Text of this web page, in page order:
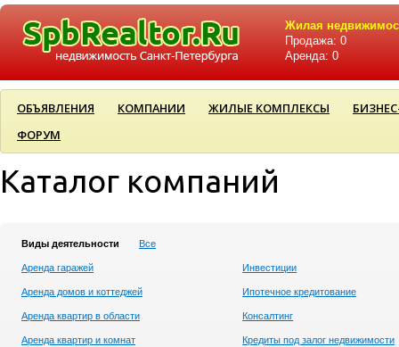
Жилая
Продажа: 0
Аренда: 0
ОБЪЯВЛЕНИЯ КОМПАНИИ ЖИЛЫЕ КОМПЛЕКСЫ
ФОРУМ
Каталог компаний
Виды деятельности Все
Аренда гаражей
Аренда домов и коттеджей
Аренда квартир в области
Аренда квартир и комнат
Инвестиции
Ипотечное кредитование
Консалтинг
Кредиты под залог недвижимости